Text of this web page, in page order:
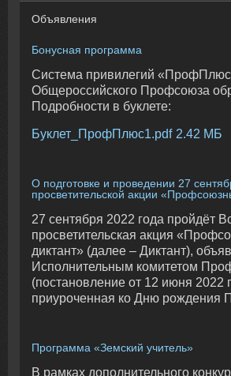
Объявления
Бонусная программа
Система привилегий
Общероссийского Профсоюза
Подробности в буклете:
Буклет_ПрофПлюс1.pdf 2.42 МБ
О подготовке и проведении 27
просветительской акции
27 сентября 2022 года пройдёт
просветительская акция
диктант» (далее – Диктант),
Исполнительным комитетом
(постановление от 12 июня 2022
приуроченная ко Дню рождения
Программа «Земский учитель»
В рамках дополнительного